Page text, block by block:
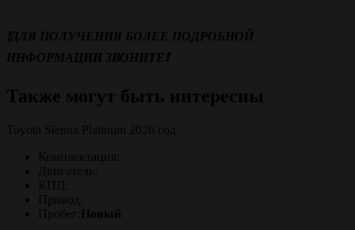
❗️ДЛЯ ПОЛУЧЕНИЯ БОЛЕЕ ПОДРОБНОЙ
ИНФОРМАЦИИ ЗВОНИТЕ❗️
Также могут быть интересны
Toyota Sienna Platinum 2026 год
Комплектация:
Двигатель:
КПП:
Привод:
Пробег:
Новый